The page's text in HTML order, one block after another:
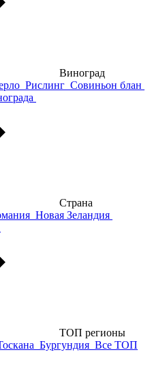
Виноград
Рислинг Совиньон блан
Страна
Новая Зеландия
ТОП регионы
Бургундия Все ТОП